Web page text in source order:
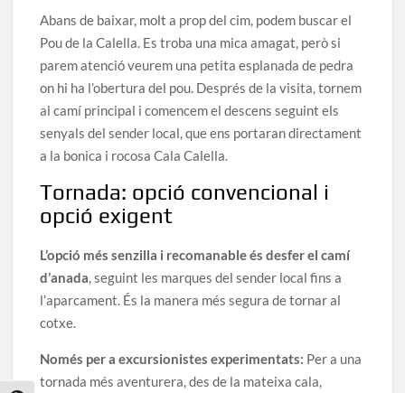
Abans de baixar, molt a prop del cim, podem buscar el
Pou de la Calella. Es troba una mica amagat, però si
parem atenció veurem una petita esplanada de pedra
on hi ha l’obertura del pou. Després de la visita, tornem
al camí principal i comencem el descens seguint els
senyals del sender local, que ens portaran directament
a la bonica i rocosa Cala Calella.
Tornada: opció convencional i
opció exigent
L’opció més senzilla i recomanable és desfer el camí
d’anada, seguint les marques del sender local fins a
l’aparcament. És la manera més segura de tornar al
cotxe.
Només per a excursionistes experimentats: Per a una
tornada més aventurera, des de la mateixa cala,